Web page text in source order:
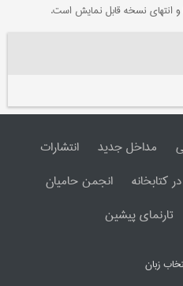
انتهای نسخه قابل نمایش است.
مداخل جدید
انتشارات
کتابخانه
انجمن حامیان
تارنمای پیشین
زبان